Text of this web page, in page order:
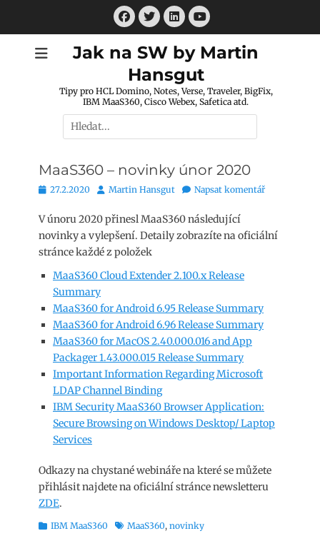
Facebook
Twitter
LinkedIn
Youtube
Jak na SW by Martin
Hansgut
Tipy pro HCL Domino, Notes, Verse, Traveler, BigFix,
IBM MaaS360, Cisco Webex, Safetica atd.
Hledat:
MaaS360 – novinky únor 2020
Publikováno
27.2.2020 AutorMartin Hansgut Napsat komentář
V únoru 2020 přinesl MaaS360 následující
novinky a vylepšení. Detaily zobrazíte na oficiální
stránce každé z položek
MaaS360 Cloud Extender 2.100.x Release
Summary
MaaS360 for Android 6.95 Release Summary
MaaS360 for Android 6.96 Release Summary
MaaS360 for MacOS 2.40.000.016 and App
Packager 1.43.000.015 Release Summary
Important Information Regarding Microsoft
LDAP Channel Binding
IBM Security MaaS360 Browser Application:
Secure Browsing on Windows Desktop/ Laptop
Services
Odkazy na chystané webináře na které se můžete
přihlásit najdete na oficiální stránce newsletteru
ZDE.
Rubriky
IBM MaaS360 ŠtítkyMaaS360, novinky